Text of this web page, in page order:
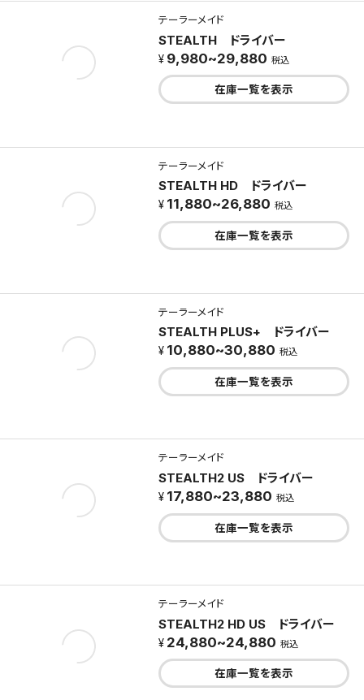
テーラーメイド
STEALTH ドライバー
9,980~29,880 税込
在庫一覧を表示
テーラーメイド
STEALTH HD ドライバー
11,880~26,880 税込
在庫一覧を表示
テーラーメイド
STEALTH PLUS+ ドライバー
10,880~30,880 税込
在庫一覧を表示
テーラーメイド
STEALTH2 US ドライバー
17,880~23,880 税込
在庫一覧を表示
テーラーメイド
STEALTH2 HD US ドライバー
24,880~24,880 税込
在庫一覧を表示